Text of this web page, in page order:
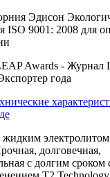
Эдисон
ISO 9001: 2008 для
Awards - Журнал
года
жидким
долговечная,
с долгим